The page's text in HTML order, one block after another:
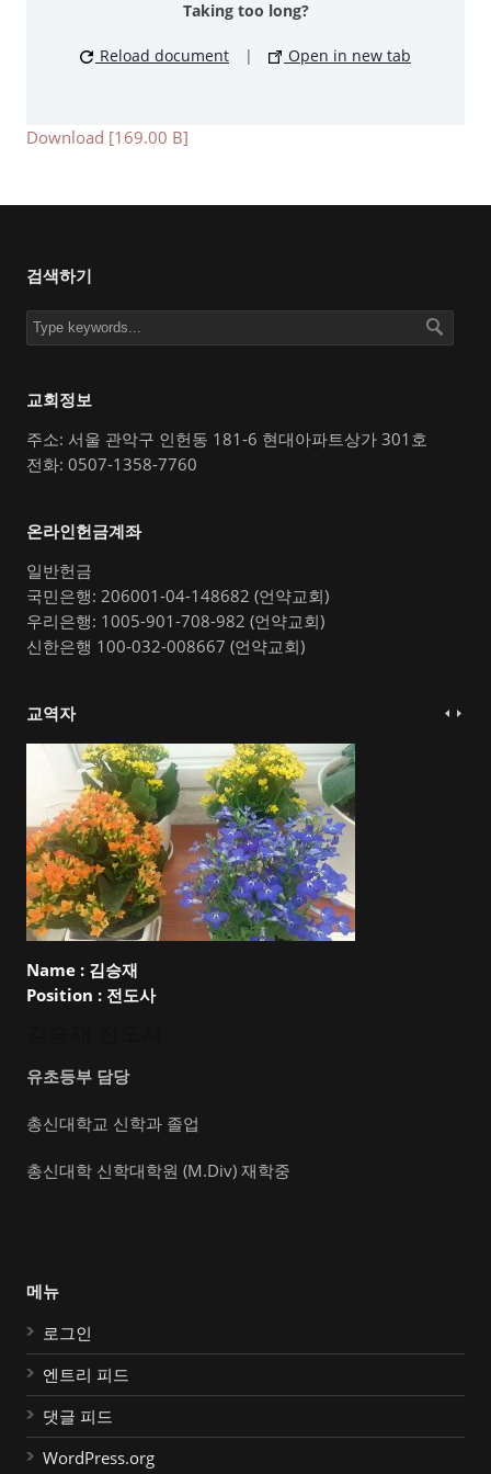
Taking too long?
Reload document | Open in new tab
Download [169.00 B]
검색하기
교회정보
주소: 서울 관악구 인헌동 181-6 현대아파트상가 301호
전화: 0507-1358-7760
온라인헌금계좌
일반헌금
국민은행: 206001-04-148682 (언약교회)
우리은행: 1005-901-708-982 (언약교회)
신한은행 100-032-008667 (언약교회)
교역자
Name : 김승재
Position : 전도사
유초등부 담당
총신대학교 신학과 졸업
총신대학 신학대학원 (M.Div) 재학중
메뉴
로그인
엔트리 피드
댓글 피드
WordPress.org